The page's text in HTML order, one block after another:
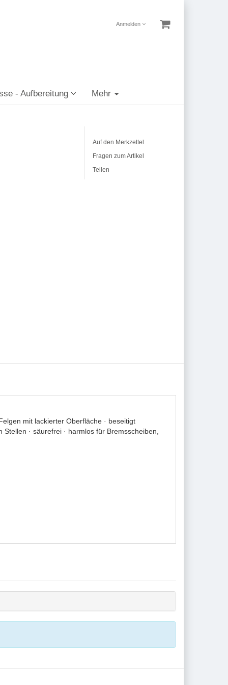
Anmelden
- Aufbereitung Mehr
Auf den Merkzettel
Fragen zum Artikel
Teilen
mit lackierter Oberfläche · beseitigt
· säurefrei · harmlos für Bremsscheiben,